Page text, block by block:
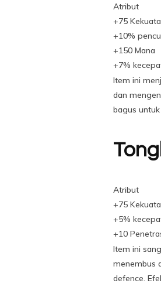
Atribut
+75
+10%
+150 Mana
+7%
Item ini
dan
bagus
Atribut
+75
+5%
+10
Item ini
menembus
defence.